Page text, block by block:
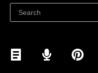
Eladás a Facebookon
Eladás Instagramon